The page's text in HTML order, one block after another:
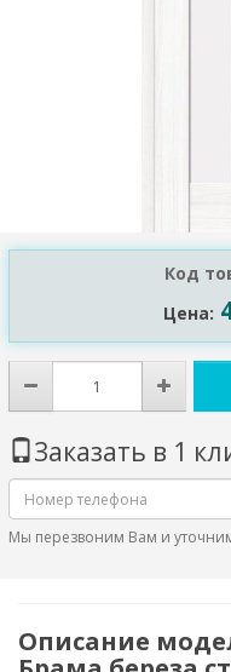
Код
Цена:
Заказать в 1
Мы перезвоним Вам и
Описание